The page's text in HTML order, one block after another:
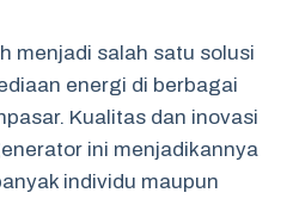
menjadi salah satu solusi
energi di berbagai
Kualitas dan inovasi
ini menjadikannya
individu maupun